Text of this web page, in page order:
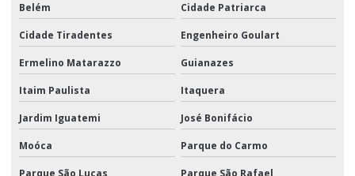
Transporte aéreo quanto custa
Transporte aéreo são paulo
Transporte aéreo e terrestre
Transporte aéreo valor
Transporte logístico para ações promocionais
Transporte de material promocional
Belém Cidade Patriarca
Cidade Tiradentes Engenheiro Goulart
Ermelino Matarazzo Guianazes
Itaim Paulista Itaquera
Jardim Iguatemi José Bonifácio
Moóca Parque do Carmo